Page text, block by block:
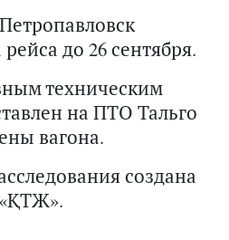
до 26 сентября.
техническим
на ПТО Тальго
вагона.
создана